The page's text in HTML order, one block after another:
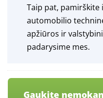
Taip pat, pamirškite
automobilio
apžiūros ir
padarysime mes.
Gaukite